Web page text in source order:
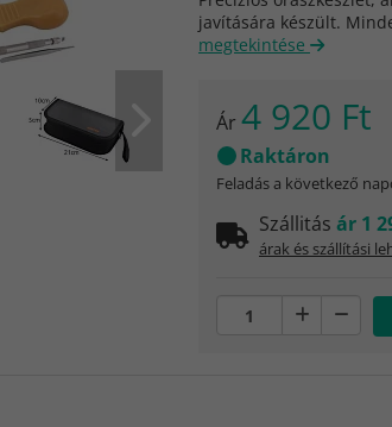
javítására készült.
megtekintése
Ár 4 920 Ft
Raktáron
Feladás a következő
Szállitás ár 1
árak és szállítási